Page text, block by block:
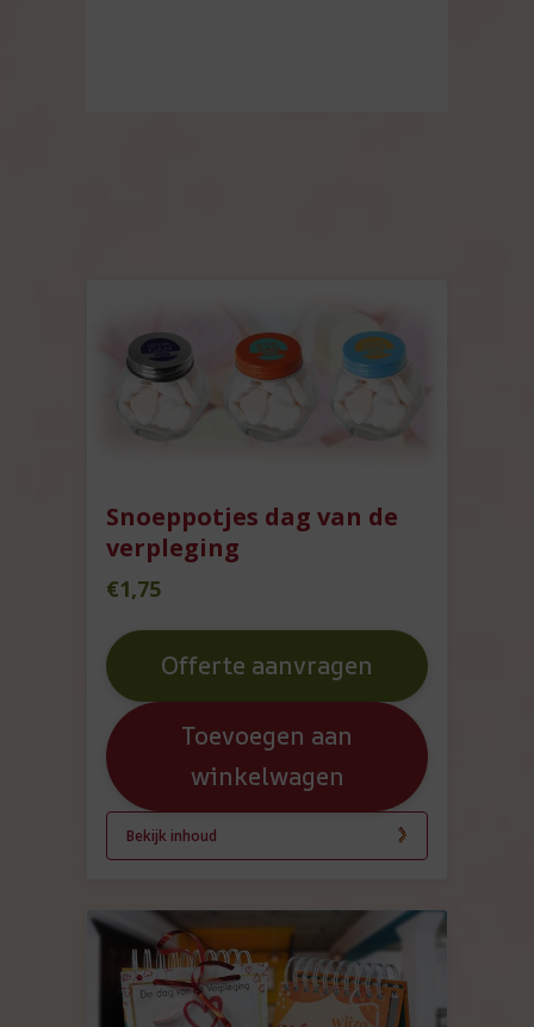
Snoeppotjes dag van de
verpleging
€1,75
Offerte aanvragen
Toevoegen aan
winkelwagen
Bekijk inhoud